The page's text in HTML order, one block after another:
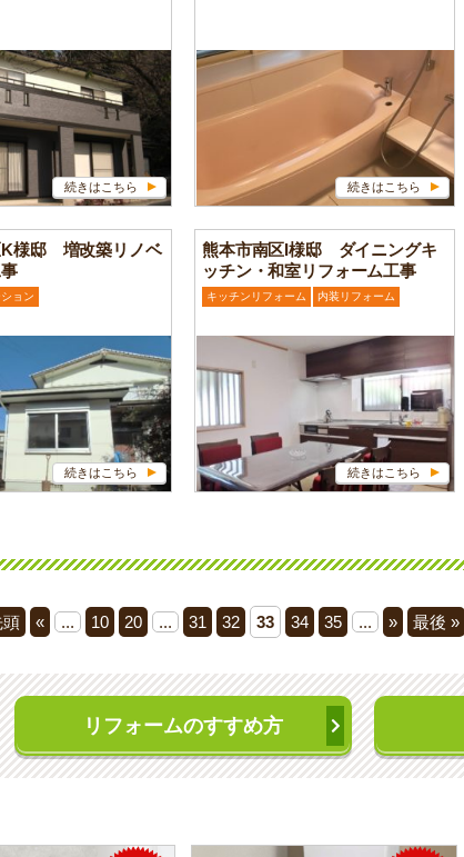
続きはこちら 続きはこちら
K様邸 増改築リノベ
ョン
続きはこちら
熊本市南区I様邸 ダイニングキ
ッチン・和室リフォーム工事
キッチンリフォーム 内装リフォーム
続きはこちら
頭 « ... 10 20 ... 31 32 33 34 35 ... » 最後 »
リフォームのすすめ方